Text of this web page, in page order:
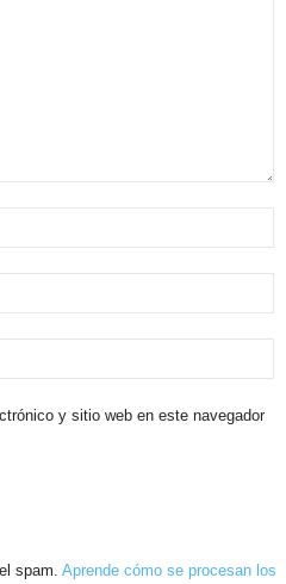
y sitio web en este navegador
spam. Aprende cómo se procesan los